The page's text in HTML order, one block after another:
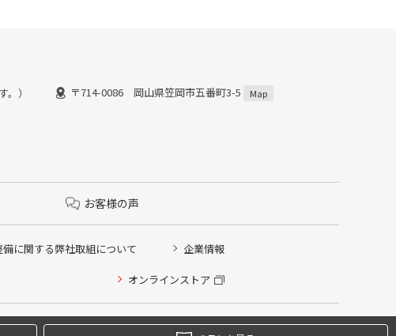
） 〒714-0086 岡山県笠岡市五番町3-5 Map
お客様の声
備に関する弊社取組について 企業情報
オンラインストア